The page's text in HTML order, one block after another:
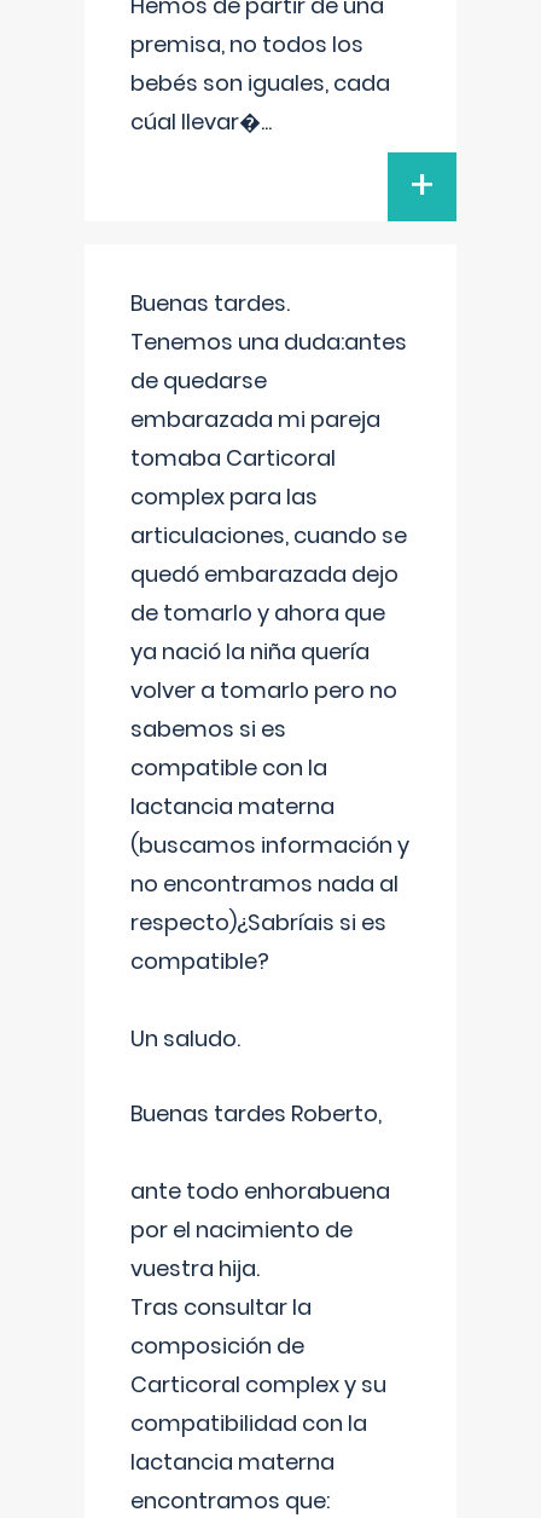
premisa, no todos los
bebés son iguales, cada
cúal llevar�...
+
Buenas tardes.
Tenemos una duda:antes
de quedarse
embarazada mi pareja
tomaba Carticoral
complex para las
articulaciones, cuando se
quedó embarazada dejo
de tomarlo y ahora que
ya nació la niña quería
volver a tomarlo pero no
sabemos si es
compatible con la
lactancia materna
(buscamos información y
no encontramos nada al
respecto)¿Sabríais si es
compatible?
Un saludo.
Buenas tardes Roberto,
ante todo enhorabuena
por el nacimiento de
vuestra hija.
Tras consultar la
composición de
Carticoral complex y su
compatibilidad con la
lactancia materna
encontramos que: